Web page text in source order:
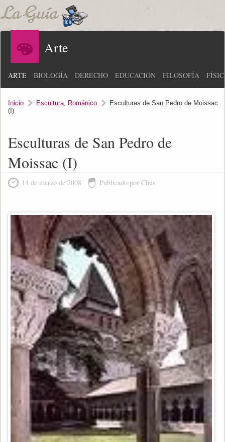
Arte
ARTE BIOLOGÍA DERECHO EDUCACIÓN FILOSOFÍA
Inicio Escultura, Románico
Esculturas de San Pedro de Moissac
(I)
Esculturas de San Pedro de
Moissac (I)
14 de marzo de 2008 Publicado por Chus